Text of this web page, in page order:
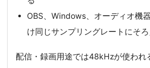
OBS、Windows、オーディオ機
け同じサンプリングレートにそろ
配信・録画用途では48kHzが使われ